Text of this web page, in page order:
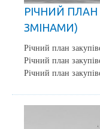
РІЧНИЙ ПЛАН
ЗМІНАМИ)
Річний план
Річний план
Річний план